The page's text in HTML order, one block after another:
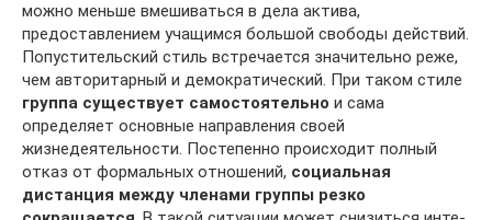
можно меньше вмеши­ваться в дела актива,
предоставлением учащимся большой свобо­ды действий.
Попустительский стиль встречается значительно реже,
чем ав­торитарный и демократический. При таком стиле
группа сущест­вует самостоятельно и сама
определяет основные направления своей
жизнедеятельности. Постепенно происходит полный
отказ от формальных отношений, социальная
дистанция между членами группы резко